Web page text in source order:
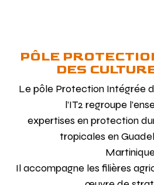
PÔLE
DES
Le pôle Protection Intégrée
l’IT2 regroupe
expertises en protection
tropicales en
Il accompagne les filières